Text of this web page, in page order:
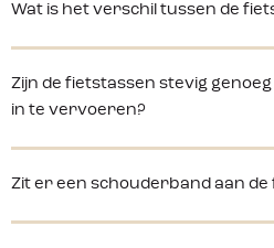
Wat is het verschil tussen de
Zijn de fietstassen stevig
in te vervoeren?
Zit er een schouderband aan de